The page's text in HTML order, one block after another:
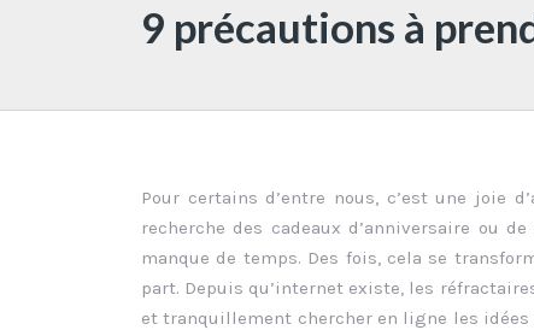
9 précautions à
Pour certains d’entre nous, c’est une joie
recherche des cadeaux d’anniversaire ou
manque de temps. Des fois, cela se
part. Depuis qu’internet existe, les
et tranquillement chercher en ligne les idées